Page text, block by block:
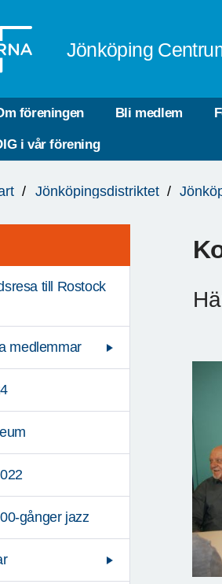
Jönköping
föreningen Bli medlem
i vår förening
Jönköpingsdistriktet
till Rostock
medlemmar
gånger jazz